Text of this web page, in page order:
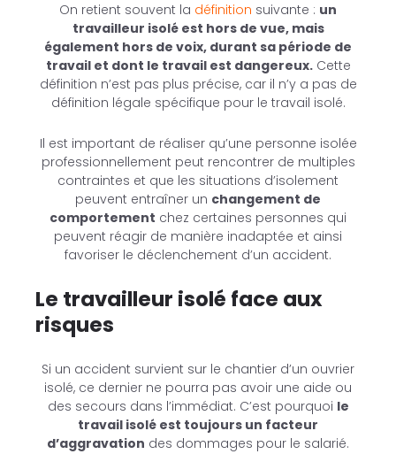
On retient souvent la définition suivante : un
travailleur isolé est hors de vue, mais
également hors de voix, durant sa période de
travail et dont le travail est dangereux.Cette
définition n’est pas plus précise, car il n’y a pas de
définition légale spécifique pour le travail isolé.
Il est important de réaliser qu’une personne isolée
professionnellement peut rencontrer de multiples
contraintes et que les situations d’isolement
peuvent entraîner un changement de
comportement chez certaines personnes qui
peuvent réagir de manière inadaptée et ainsi
favoriser le déclenchement d’un accident.
Le travailleur isolé face aux
risques
Si un accident survient sur le chantier d’un ouvrier
isolé, ce dernier ne pourra pas avoir une aide ou
des secours dans l’immédiat. C’est pourquoi le
travail isolé est toujours un facteur
d’aggravation des dommages pour le salarié.